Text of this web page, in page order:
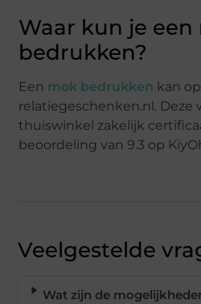
Waar kun je een
bedrukken?
Een mok bedrukken kan op
relatiegeschenken.nl.
thuiswinkel zakelijk
beoordeling van 9.3 op
Veelgestelde
Wat zijn de